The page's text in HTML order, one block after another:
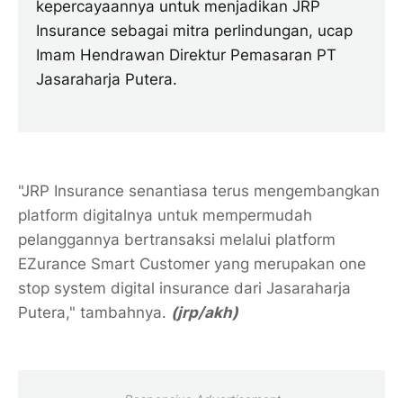
kepercayaannya untuk menjadikan JRP
Insurance sebagai mitra perlindungan, ucap
Imam Hendrawan Direktur Pemasaran PT
Jasaraharja Putera.
"JRP Insurance senantiasa terus mengembangkan
platform digitalnya untuk mempermudah
pelanggannya bertransaksi melalui platform
EZurance Smart Customer yang merupakan one
stop system digital insurance dari Jasaraharja
Putera," tambahnya. (jrp/akh)